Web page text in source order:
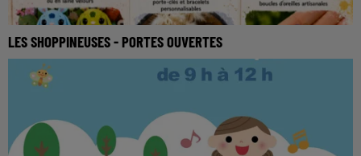
LES SHOPPINEUSES - PORTES OUVERTES